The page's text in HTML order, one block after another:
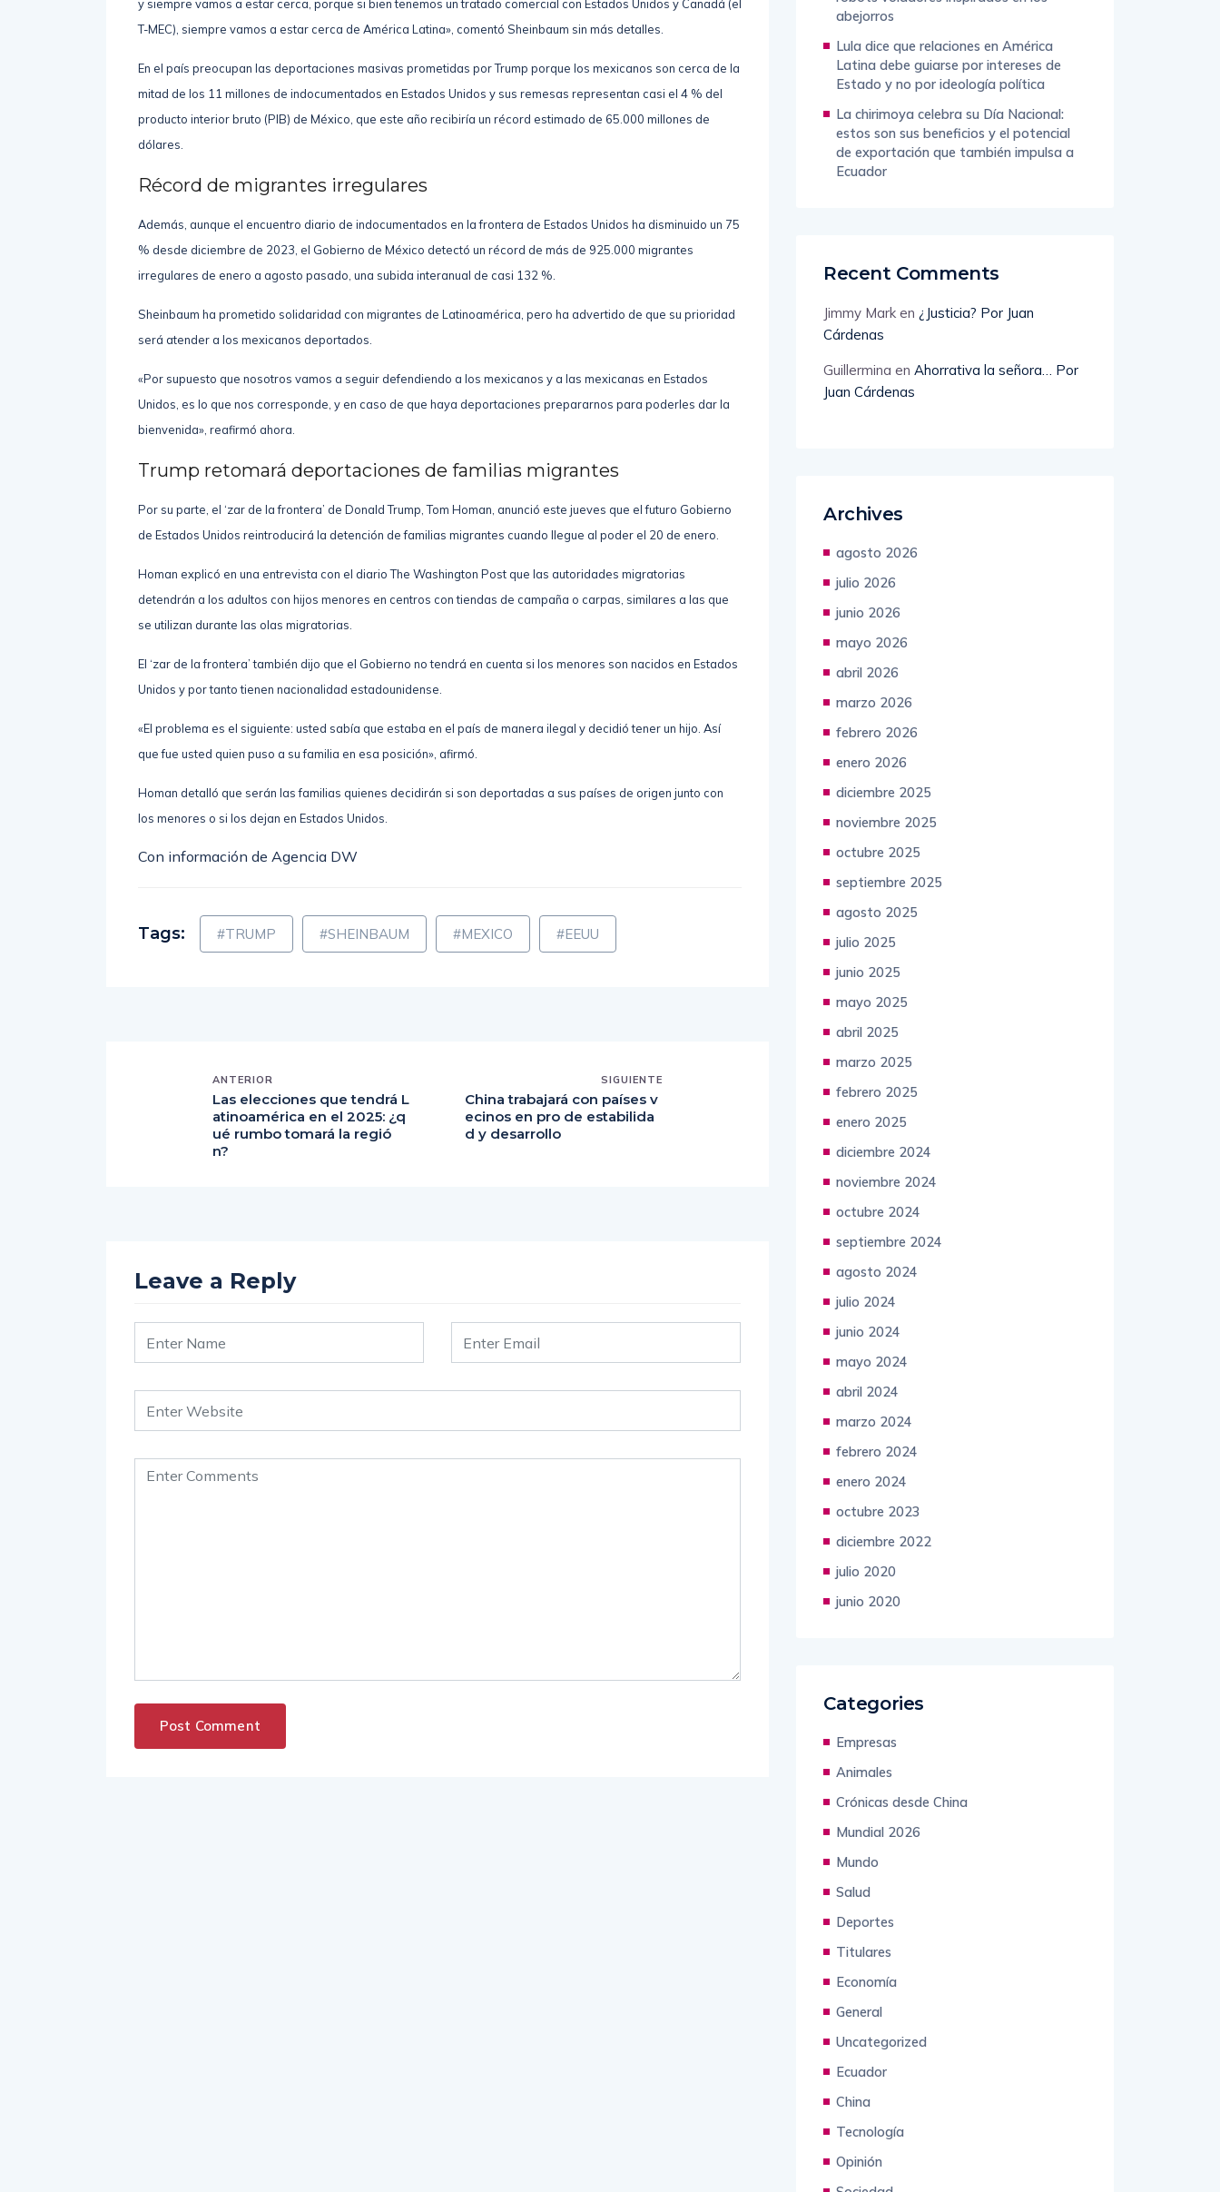
«El canciller, ya lo va a explicar él, pero (está hablando) con varios países, particularmente en Centroamérica,
y siempre vamos a estar cerca, porque si bien tenemos un tratado comercial con Estados Unidos y Canadá (el
T-MEC), siempre vamos a estar cerca de América Latina», comentó Sheinbaum sin más detalles.
En el país preocupan las deportaciones masivas prometidas por Trump porque los mexicanos son cerca de la
mitad de los 11 millones de indocumentados en Estados Unidos y sus remesas representan casi el 4 % del
producto interior bruto (PIB) de México, que este año recibiría un récord estimado de 65.000 millones de
dólares.
Récord de migrantes irregulares
Además, aunque el encuentro diario de indocumentados en la frontera de Estados Unidos ha disminuido un 75
% desde diciembre de 2023, el Gobierno de México detectó un récord de más de 925.000 migrantes
irregulares de enero a agosto pasado, una subida interanual de casi 132 %.
Sheinbaum ha prometido solidaridad con migrantes de Latinoamérica, pero ha advertido de que su prioridad
será atender a los mexicanos deportados.
«Por supuesto que nosotros vamos a seguir defendiendo a los mexicanos y a las mexicanas en Estados
Unidos, es lo que nos corresponde, y en caso de que haya deportaciones prepararnos para poderles dar la
bienvenida», reafirmó ahora.
Trump retomará deportaciones de familias migrantes
Por su parte, el ‘zar de la frontera’ de Donald Trump, Tom Homan, anunció este jueves que el futuro Gobierno
de Estados Unidos reintroducirá la detención de familias migrantes cuando llegue al poder el 20 de enero.
Homan explicó en una entrevista con el diario The Washington Post que las autoridades migratorias
detendrán a los adultos con hijos menores en centros con tiendas de campaña o carpas, similares a las que
se utilizan durante las olas migratorias.
El ‘zar de la frontera’ también dijo que el Gobierno no tendrá en cuenta si los menores son nacidos en Estados
Unidos y por tanto tienen nacionalidad estadounidense.
«El problema es el siguiente: usted sabía que estaba en el país de manera ilegal y decidió tener un hijo. Así
que fue usted quien puso a su familia en esa posición», afirmó.
Homan detalló que serán las familias quienes decidirán si son deportadas a sus países de origen junto con
los menores o si los dejan en Estados Unidos.
ANTERIOR
Las elecciones que tendrá L
atinoamérica en el 2025: ¿q
SIGUIENTE
China trabajará con países v
Rusia da un paso clave hacia diminutos
abejorros
Lula dice que relaciones en América
Latina debe guiarse por intereses de
Estado y no por ideología política
La chirimoya celebra su Día Nacional:
estos son sus beneficios y el potencial
Recent Comments
Cárdenas
Guillermina
Archives
agosto 2026
julio 2026
junio 2026
mayo 2026
abril 2026
marzo 2026
febrero 2026
enero 2026
diciembre 2025
noviembre 2025
octubre 2025
septiembre 2025
agosto 2025
julio 2025
junio 2025
mayo 2025
abril 2025
marzo 2025
febrero 2025
enero 2025
diciembre 2024
noviembre 2024
octubre 2024
septiembre 2024
agosto 2024
julio 2024
junio 2024
mayo 2024
abril 2024
marzo 2024
febrero 2024
enero 2024
octubre 2023
diciembre 2022
julio 2020
Categories
Empresas
Animales
Crónicas desde China
Mundial 2026
Mundo
Salud
Deportes
Titulares
Economía
General
Uncategorized
Ecuador
China
Tecnología